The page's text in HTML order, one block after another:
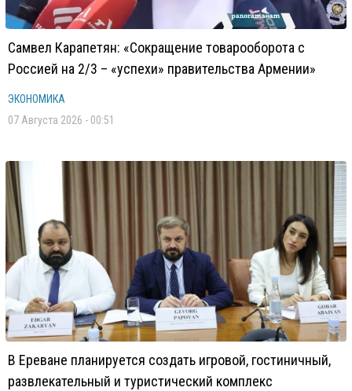
Самвел Карапетян: «Сокращение товарооборота с
Россией на 2/3 – «успехи» правительства Армении»
ЭКОНОМИКА
07 Августа 2026 - 00:51
В Ереване планируется создать игровой, гостиничный,
развлекательный и туристический комплекс